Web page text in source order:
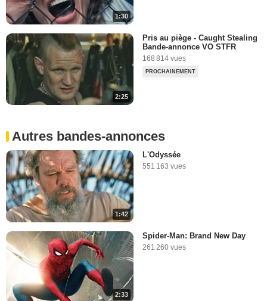
1:30
2:25
Pris au piège - Caught Stealing
Bande-annonce VO STFR
168 814 vues
PROCHAINEMENT
Autres bandes-annonces
1:42
L'Odyssée
551 163 vues
2:33
Spider-Man: Brand New Day
261 260 vues